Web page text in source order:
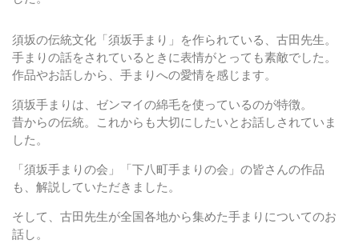
須坂の伝統文化「須坂手まり」を作られている、古田先生。
手まりの話をされているときに表情がとっても素敵でした。
作品やお話しから、手まりへの愛情を感じます。
須坂手まりは、ゼンマイの綿毛を使っているのが特徴。
昔からの伝統。これからも大切にしたいとお話しされていま
した。
「須坂手まりの会」「下八町手まりの会」の皆さんの作品
も、解説していただきました。
そして、古田先生が全国各地から集めた手まりについてのお
話し。